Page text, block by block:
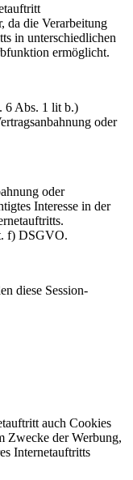
da die Verarbeitung
in unterschiedlichen
ermöglicht.
6 Abs. 1 lit b.)
oder
oder
Interesse in der
f) DSGVO.
diese Session-
auch Cookies
Zwecke der Werbung,
Internetauftritts